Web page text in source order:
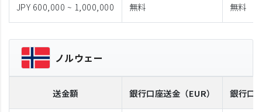
JPY 600,000 ~ 1,000,000 無料 無料
ノルウェー
送金額 銀行口座送金 （EUR） 銀行口